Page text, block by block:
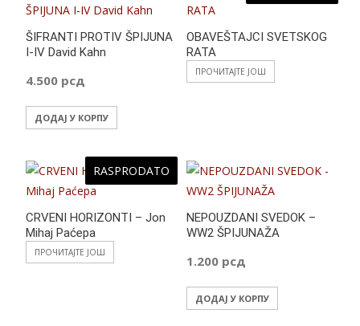
ŠIFRANTI PROTIV ŠPIJUNA
I-IV David Kahn
4.500 рсд
ДОДАЈ У КОРПУ
OBAVEŠTAJCI SVETSKOG
RATA
ПРОЧИТАЈТЕ ЈОШ
RASPRODATO
CRVENI HORIZONTI – Jon
Mihaj Paćepa
ПРОЧИТАЈТЕ ЈОШ
NEPOUZDANI SVEDOK –
WW2 ŠPIJUNAŽA
1.200 рсд
ДОДАЈ У КОРПУ